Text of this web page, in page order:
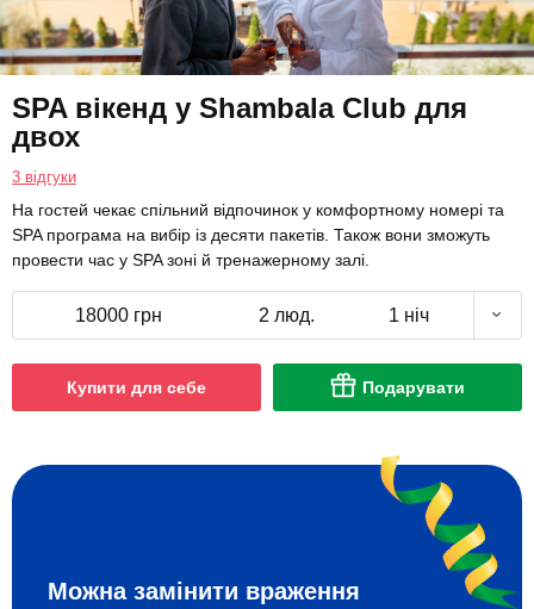
SPA вікенд у Shambala Club для
двох
3 відгуки
На гостей чекає спільний відпочинок у комфортному номері та
SPA програма на вибір із десяти пакетів. Також вони зможуть
провести час у SPA зоні й тренажерному залі.
18000 грн 2 люд. 1 ніч
Купити для себе Подарувати
Можна замінити враження